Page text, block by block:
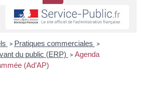
> Pratiques commerciales >
du public (ERP) > Agenda
(Ad’AP)